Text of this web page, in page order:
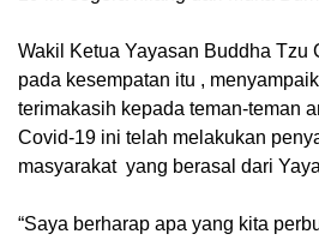
Wakil Ketua Yayasan Buddha Tzu
pada kesempatan itu ,
terimakasih kepada teman-teman
Covid-19 ini telah melakukan
masyarakat yang berasal dari
“Saya berharap apa yang kita